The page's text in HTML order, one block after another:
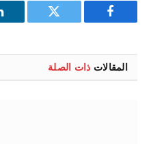
فيسبوك تويتر
المقالات ذات الصلة